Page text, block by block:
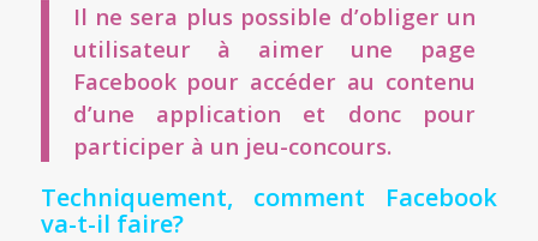
Il ne sera plus possible d’obliger un
utilisateur à aimer une page
Facebook pour accéder au contenu
d’une application et donc pour
participer à un jeu-concours.
Techniquement, comment Facebook
va-t-il faire?